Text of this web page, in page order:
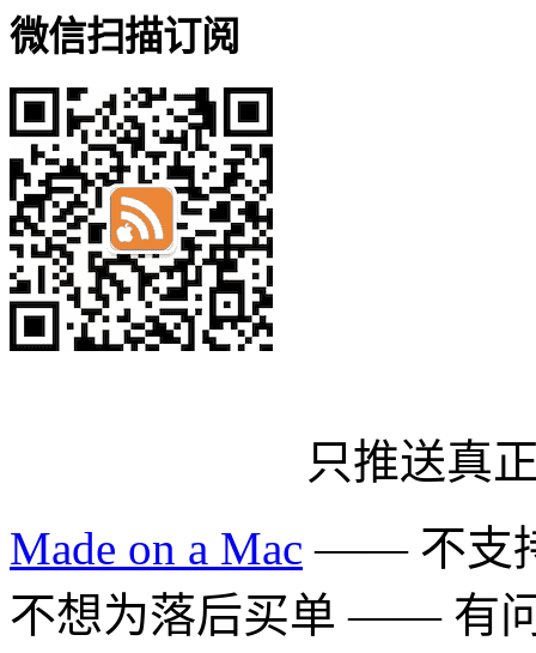
微信扫描订阅
只推送真
Made on a Mac —— 不支
不想为落后买单 —— 有